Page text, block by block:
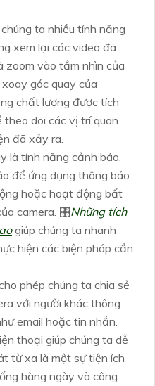
ta nhiều tính năng
xem lại các video đã
zoom vào tầm nhìn của
góc quay của
chất lượng được tích
dõi các vị trí quan
đã xảy ra.
là tính năng cảnh báo.
để ứng dụng thông báo
hoặc hoạt động bất
camera. 🎛Những tích
giúp chúng ta nhanh
hiện các biện pháp cần
phép chúng ta chia sẻ
với người khác thông
email hoặc tin nhắn.
thoại giúp chúng ta dễ
từ xa là một sự tiện ích
hàng ngày và công